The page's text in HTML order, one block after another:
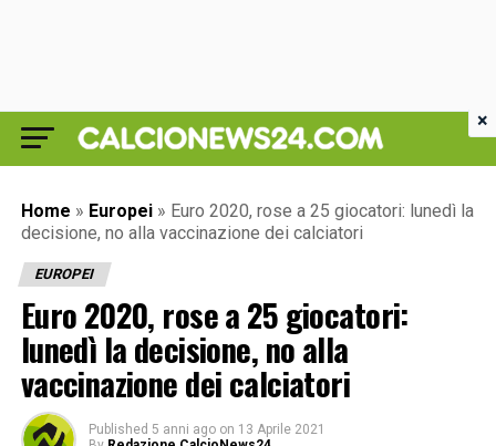
Home » Europei » Euro 2020, rose a 25 giocatori: lunedì la
decisione, no alla vaccinazione dei calciatori
EUROPEI
Euro 2020, rose a 25 giocatori:
lunedì la decisione, no alla
vaccinazione dei calciatori
Published 5 anni ago on 13 Aprile 2021
×